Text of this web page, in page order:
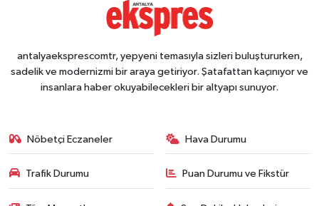
antalyaeksprescomtr, yepyeni temasıyla sizleri buluştururken,
sadelik ve modernizmi bir araya getiriyor. Şatafattan kaçınıyor ve
insanlara haber okuyabilecekleri bir altyapı sunuyor.
Nöbetçi Eczaneler Hava Durumu
Trafik Durumu Puan Durumu ve Fikstür